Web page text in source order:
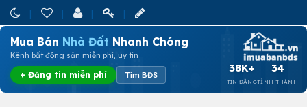
Mua Bán Nhà Đất Nhanh Chóng
Kênh bất động sản miễn phí, uy tín
+ Đăng tin miễn phí Tìm BĐS
38K+
TIN ĐĂNG
34
TỈNH THÀNH